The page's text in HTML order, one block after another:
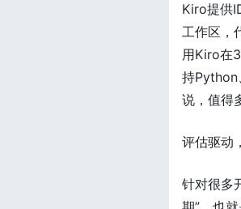
Kiro提供
工作区，
用Kiro在
持Python
说，值得
评估驱动
针对很多